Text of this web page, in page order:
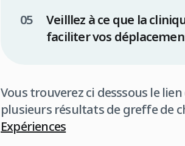
Veilllez à ce que la
faciliter vos
Vous trouverez ci desssous le
plusieurs résultats de greffe de
Expériences